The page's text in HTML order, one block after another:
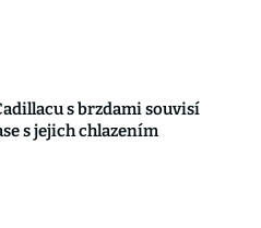
s brzdami souvisí
s jejich chlazením